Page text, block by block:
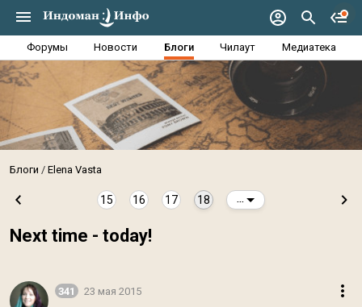
Форумы Новости Блоги Чилаут Медиатека
Блоги Elena Vasta
15 16 17 18
Next time - today!
341 23 мая 2015